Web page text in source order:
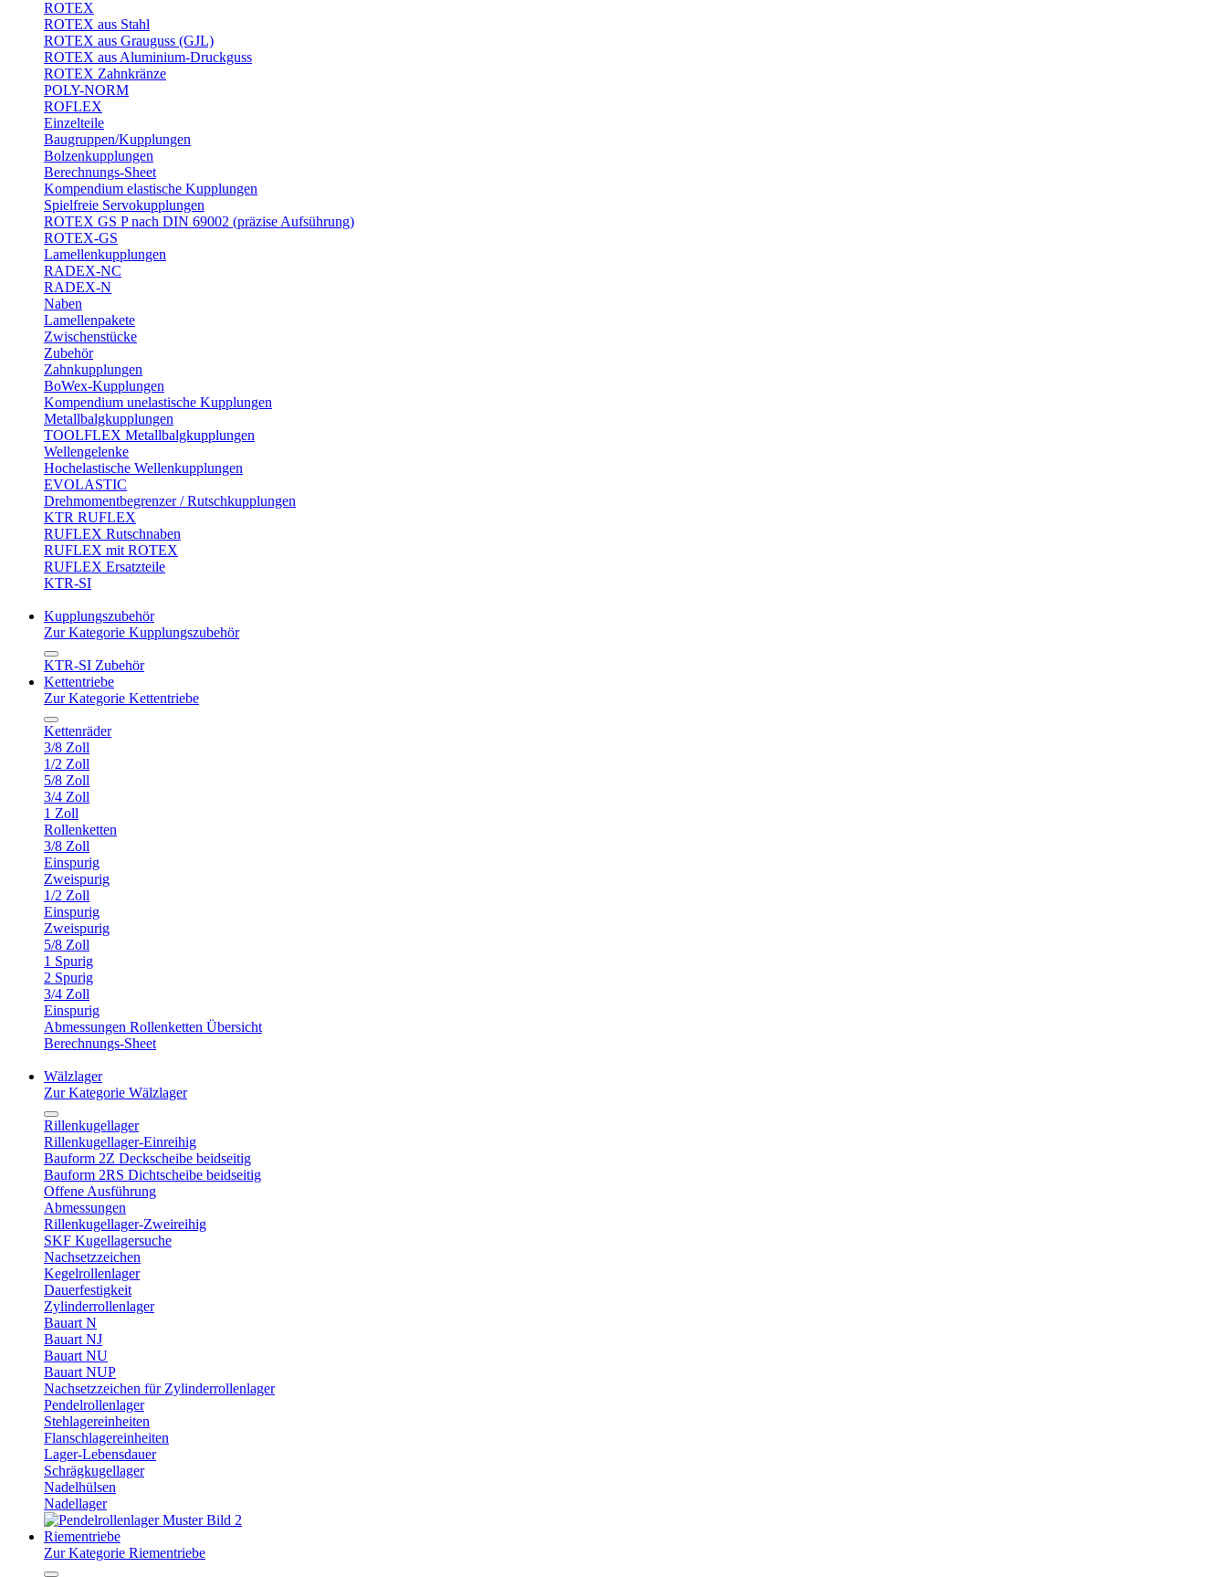
ROTEX
ROTEX aus Stahl
ROTEX aus Grauguss (GJL)
ROTEX aus Aluminium-Druckguss
ROTEX Zahnkränze
POLY-NORM
ROFLEX
Einzelteile
Baugruppen/Kupplungen
Bolzenkupplungen
Berechnungs-Sheet
Kompendium elastische Kupplungen
Spielfreie Servokupplungen
ROTEX GS P nach DIN 69002 (präzise Aufsührung)
ROTEX-GS
Lamellenkupplungen
RADEX-NC
RADEX-N
Naben
Lamellenpakete
Zwischenstücke
Zubehör
Zahnkupplungen
BoWex-Kupplungen
Kompendium unelastische Kupplungen
Metallbalgkupplungen
TOOLFLEX Metallbalgkupplungen
Wellengelenke
Hochelastische Wellenkupplungen
EVOLASTIC
Drehmomentbegrenzer / Rutschkupplungen
KTR RUFLEX
RUFLEX Rutschnaben
RUFLEX mit ROTEX
RUFLEX Ersatzteile
KTR-SI
Kupplungszubehör
Zur Kategorie Kupplungszubehör
KTR-SI Zubehör
Kettentriebe
Zur Kategorie Kettentriebe
Kettenräder
3/8 Zoll
1/2 Zoll
5/8 Zoll
3/4 Zoll
1 Zoll
Rollenketten
3/8 Zoll
Einspurig
Zweispurig
1/2 Zoll
Einspurig
Zweispurig
5/8 Zoll
1 Spurig
2 Spurig
3/4 Zoll
Einspurig
Abmessungen Rollenketten Übersicht
Berechnungs-Sheet
Wälzlager
Zur Kategorie Wälzlager
Rillenkugellager
Rillenkugellager-Einreihig
Bauform 2Z Deckscheibe beidseitig
Bauform 2RS Dichtscheibe beidseitig
Offene Ausführung
Abmessungen
Rillenkugellager-Zweireihig
SKF Kugellagersuche
Nachsetzzeichen
Kegelrollenlager
Dauerfestigkeit
Zylinderrollenlager
Bauart N
Bauart NJ
Bauart NU
Bauart NUP
Nachsetzzeichen für Zylinderrollenlager
Pendelrollenlager
Stehlagereinheiten
Flanschlagereinheiten
Lager-Lebensdauer
Schrägkugellager
Nadelhülsen
Nadellager
Riementriebe
Zur Kategorie Riementriebe